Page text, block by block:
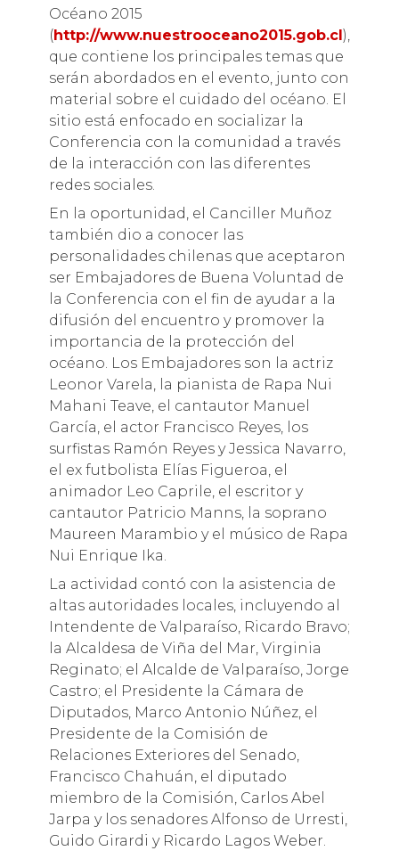
Océano 2015
(http://www.nuestrooceano2015.gob.cl),
que contiene los principales temas que
serán abordados en el evento, junto con
material sobre el cuidado del océano. El
sitio está enfocado en socializar la
Conferencia con la comunidad a través
de la interacción con las diferentes
redes sociales.
En la oportunidad, el Canciller Muñoz
también dio a conocer las
personalidades chilenas que aceptaron
ser Embajadores de Buena Voluntad de
la Conferencia con el fin de ayudar a la
difusión del encuentro y promover la
importancia de la protección del
océano. Los Embajadores son la actriz
Leonor Varela, la pianista de Rapa Nui
Mahani Teave, el cantautor Manuel
García, el actor Francisco Reyes, los
surfistas Ramón Reyes y Jessica Navarro,
el ex futbolista Elías Figueroa, el
animador Leo Caprile, el escritor y
cantautor Patricio Manns, la soprano
Maureen Marambio y el músico de Rapa
Nui Enrique Ika.
La actividad contó con la asistencia de
altas autoridades locales, incluyendo al
Intendente de Valparaíso, Ricardo Bravo;
la Alcaldesa de Viña del Mar, Virginia
Reginato; el Alcalde de Valparaíso, Jorge
Castro; el Presidente la Cámara de
Diputados, Marco Antonio Núñez, el
Presidente de la Comisión de
Relaciones Exteriores del Senado,
Francisco Chahuán, el diputado
miembro de la Comisión, Carlos Abel
Jarpa y los senadores Alfonso de Urresti,
Guido Girardi y Ricardo Lagos Weber.